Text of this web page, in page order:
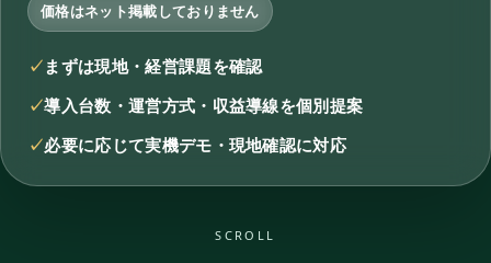
価格はネット掲載しておりません
まずは現地・経営課題を確認
導入台数・運営方式・収益導線を個別提案
必要に応じて実機デモ・現地確認に対応
SCROLL